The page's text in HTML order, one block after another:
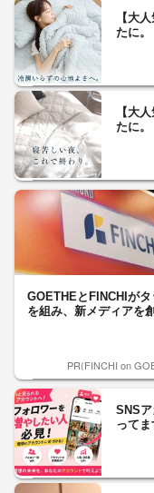
【大
たに。
【大
たに。
GOETHEとFINCHIがタ
を組み、新メディアを
PR(FINCHI on
SNS
ってま